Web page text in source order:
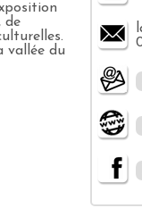
de
vallée du